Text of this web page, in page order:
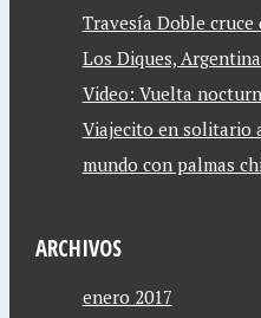
Travesía Doble cruce
Los Diques,
Video: Vuelta
Viajecito en solitario
mundo con palmas
ARCHIVOS
enero 2017